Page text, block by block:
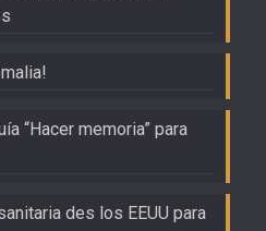
“Hacer memoria” para
des los EEUU para